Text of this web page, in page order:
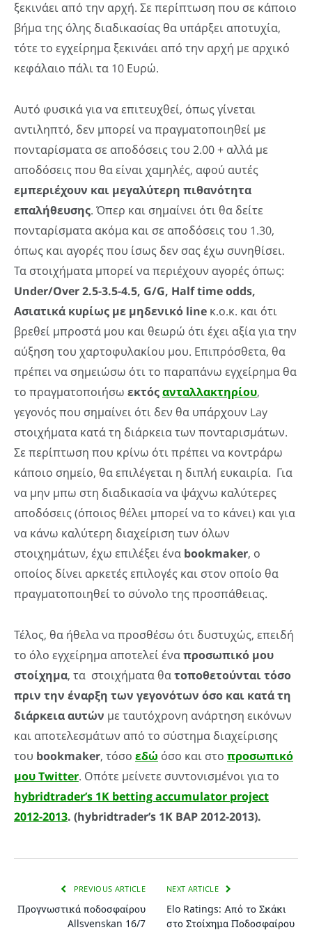
ξεκινάει από την αρχή. Σε περίπτωση που σε κάποιο
βήμα της όλης διαδικασίας θα υπάρξει αποτυχία,
τότε το εγχείρημα ξεκινάει από την αρχή με αρχικό
κεφάλαιο πάλι τα 10 Ευρώ.
Αυτό φυσικά για να επιτευχθεί, όπως γίνεται
αντιληπτό, δεν μπορεί να πραγματοποιηθεί με
πονταρίσματα σε αποδόσεις του 2.00 + αλλά με
αποδόσεις που θα είναι χαμηλές, αφού αυτές
εμπεριέχουν και μεγαλύτερη πιθανότητα
επαλήθευσης. Όπερ και σημαίνει ότι θα δείτε
πονταρίσματα ακόμα και σε αποδόσεις του 1.30,
όπως και αγορές που ίσως δεν σας έχω συνηθίσει.
Τα στοιχήματα μπορεί να περιέχουν αγορές όπως:
Under/Over 2.5-3.5-4.5, G/G, Halftimeodds,
Ασιατικά κυρίως με μηδενικό line κ.ο.κ. και ότι
βρεθεί μπροστά μου και θεωρώ ότι έχει αξία για την
αύξηση του χαρτοφυλακίου μου. Επιπρόσθετα, θα
πρέπει να σημειώσω ότι το παραπάνω εγχείρημα θα
το πραγματοποιήσω εκτόςανταλλακτηρίου,
γεγονός που σημαίνει ότι δεν θα υπάρχουν Lay
στοιχήματα κατά τη διάρκεια των πονταρισμάτων.
Σε περίπτωση που κρίνω ότι πρέπει να κοντράρω
κάποιο σημείο, θα επιλέγεται η διπλή ευκαιρία. Για
να μην μπω στη διαδικασία να ψάχνω καλύτερες
αποδόσεις (όποιος θέλει μπορεί να το κάνει) και για
να κάνω καλύτερη διαχείριση των όλων
στοιχημάτων, έχω επιλέξει ένα bookmaker, ο
οποίος δίνει αρκετές επιλογές και στον οποίο θα
πραγματοποιηθεί το σύνολο της προσπάθειας.
Τέλος, θα ήθελα να προσθέσω ότι δυστυχώς, επειδή
το όλο εγχείρημα αποτελεί έναπροσωπικό μου
στοίχημα, τα στοιχήματα θατοποθετούνται τόσο
πριν την έναρξη των γεγονότων όσο και κατά τη
διάρκεια αυτών με ταυτόχρονη ανάρτηση εικόνων
και αποτελεσμάτων από το σύστημα διαχείρισης
του bookmaker, τόσο εδώ όσο και στο προσωπικό
μου Twitter. Οπότε μείνετε συντονισμένοι για το
hybridtrader’s 1K betting accumulator project
2012-2013. (hybridtrader’s 1K BAP 2012-2013).
PREVIOUS ARTICLE
Προγνωστικά ποδοσφαίρου
Allsvenskan 16/7
NEXT ARTICLE
Elo Ratings: Από το Σκάκι
στο Στοίχημα Ποδοσφαίρου